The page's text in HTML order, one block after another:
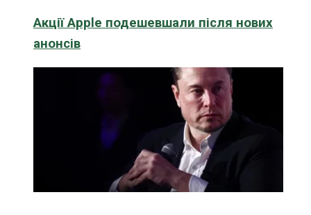
Акції Apple подешевшали після нових
анонсів